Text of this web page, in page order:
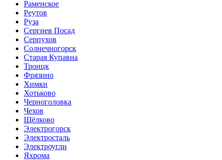
Раменское
Реутов
Руза
Сергиев Посад
Серпухов
Солнечногорск
Старая Купавна
Троицк
Фрязино
Химки
Хотьково
Черноголовка
Чехов
Щёлково
Электрогорск
Электросталь
Электроугли
Яхрома